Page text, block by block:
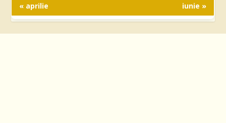
« aprilie iunie »